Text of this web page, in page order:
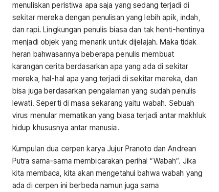
menuliskan peristiwa apa saja yang sedang terjadi di
sekitar mereka dengan penulisan yang lebih apik, indah,
dan rapi. Lingkungan penulis biasa dan tak henti-hentinya
menjadi objek yang menarik untuk dijelajah. Maka tidak
heran bahwasannya beberapa penulis membuat
karangan cerita berdasarkan apa yang ada di sekitar
mereka, hal-hal apa yang terjadi di sekitar mereka, dan
bisa juga berdasarkan pengalaman yang sudah penulis
lewati. Seperti di masa sekarang yaitu wabah. Sebuah
virus menular mematikan yang biasa terjadi antar makhluk
hidup khususnya antar manusia.
Kumpulan dua cerpen karya Jujur Pranoto dan Andrean
Putra sama-sama membicarakan perihal “Wabah”. Jika
kita membaca, kita akan mengetahui bahwa wabah yang
ada di cerpen ini berbeda namun juga sama